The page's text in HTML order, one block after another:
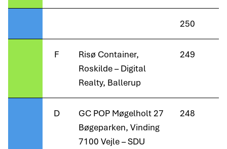
250
F
Risø Container,
Roskilde – Digital
Realty, Ballerup
249
D
GC POP Møgelholt 27
Bøgeparken, Vinding
7100 Vejle – SDU
248